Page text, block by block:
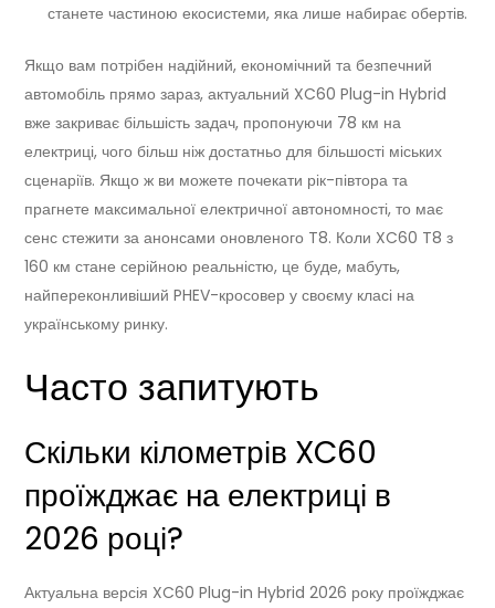
станете частиною екосистеми, яка лише набирає обертів.
Якщо вам потрібен надійний, економічний та безпечний
автомобіль прямо зараз, актуальний XC60 Plug-in Hybrid
вже закриває більшість задач, пропонуючи 78 км на
електриці, чого більш ніж достатньо для більшості міських
сценаріїв. Якщо ж ви можете почекати рік-півтора та
прагнете максимальної електричної автономності, то має
сенс стежити за анонсами оновленого T8. Коли XC60 T8 з
160 км стане серійною реальністю, це буде, мабуть,
найпереконливіший PHEV-кросовер у своєму класі на
українському ринку.
Часто запитують
Скільки кілометрів XC60
проїжджає на електриці в
2026 році?
Актуальна версія XC60 Plug-in Hybrid 2026 року проїжджає